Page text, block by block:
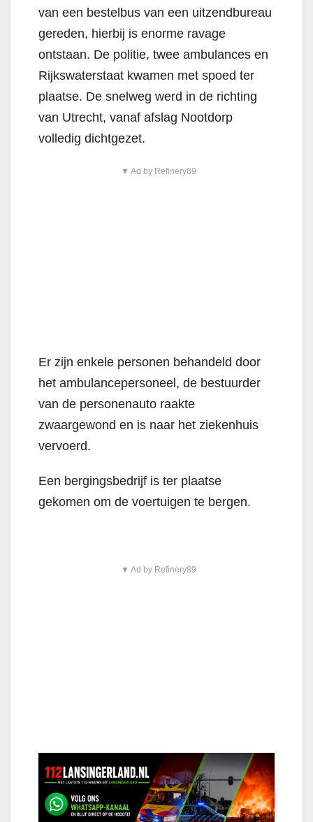
van een bestelbus van een uitzendbureau
gereden, hierbij is enorme ravage
ontstaan. De politie, twee ambulances en
Rijkswaterstaat kwamen met spoed ter
plaatse. De snelweg werd in de richting
van Utrecht, vanaf afslag Nootdorp
volledig dichtgezet.
▼ Ad by Refinery89
Er zijn enkele personen behandeld door
het ambulancepersoneel, de bestuurder
van de personenauto raakte
zwaargewond en is naar het ziekenhuis
vervoerd.
Een bergingsbedrijf is ter plaatse
gekomen om de voertuigen te bergen.
▼ Ad by Refinery89